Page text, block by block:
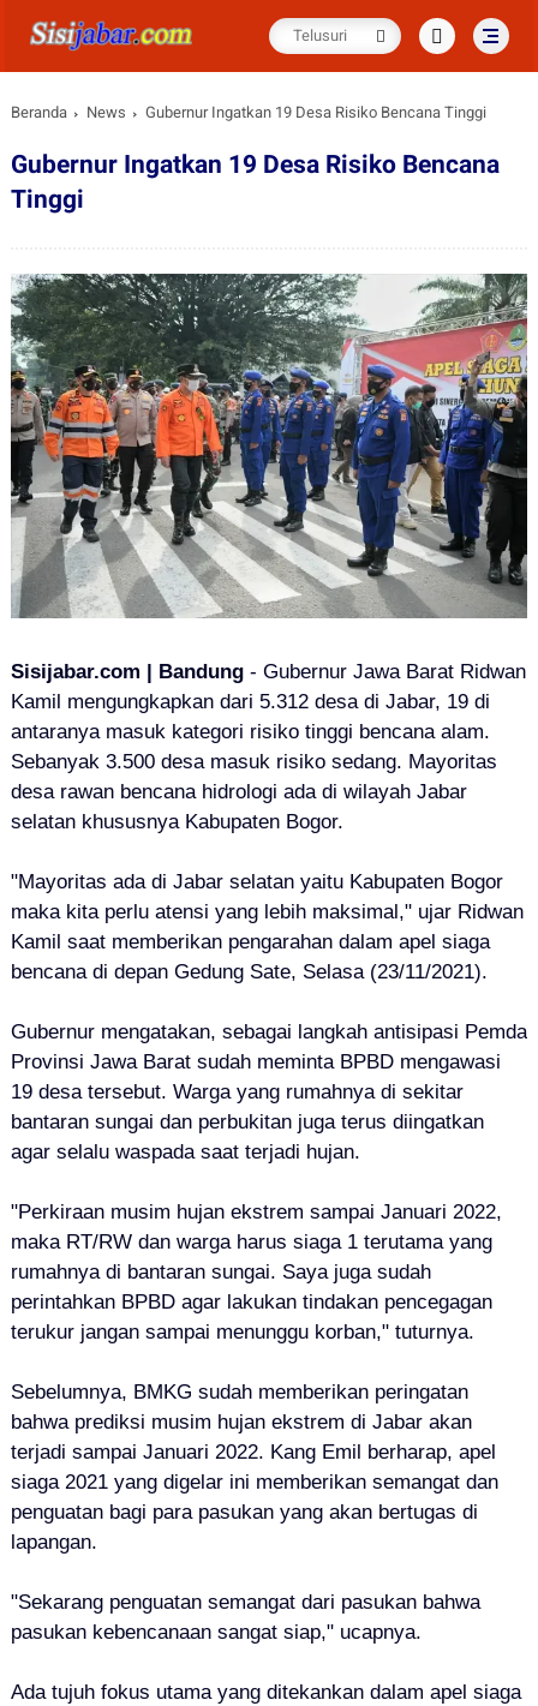
Beranda News Gubernur Ingatkan 19 Desa Risiko Bencana Tinggi
Gubernur Ingatkan 19 Desa Risiko Bencana
Tinggi
Sisijabar.com | Bandung- Gubernur Jawa Barat Ridwan
Kamil mengungkapkan dari 5.312 desa di Jabar, 19 di
antaranya masuk kategori risiko tinggi bencana alam.
Sebanyak 3.500 desa masuk risiko sedang. Mayoritas
desa rawan bencana hidrologi ada di wilayah Jabar
selatan khususnya Kabupaten Bogor.
"Mayoritas ada di Jabar selatan yaitu Kabupaten Bogor
maka kita perlu atensi yang lebih maksimal," ujar Ridwan
Kamil saat memberikan pengarahan dalam apel siaga
bencana di depan Gedung Sate, Selasa (23/11/2021).
Gubernur mengatakan, sebagai langkah antisipasi Pemda
Provinsi Jawa Barat sudah meminta BPBD mengawasi
19 desa tersebut. Warga yang rumahnya di sekitar
bantaran sungai dan perbukitan juga terus diingatkan
agar selalu waspada saat terjadi hujan.
"Perkiraan musim hujan ekstrem sampai Januari 2022,
maka RT/RW dan warga harus siaga 1 terutama yang
rumahnya di bantaran sungai. Saya juga sudah
perintahkan BPBD agar lakukan tindakan pencegagan
terukur jangan sampai menunggu korban," tuturnya.
Sebelumnya, BMKG sudah memberikan peringatan
bahwa prediksi musim hujan ekstrem di Jabar akan
terjadi sampai Januari 2022. Kang Emil berharap, apel
siaga 2021 yang digelar ini memberikan semangat dan
penguatan bagi para pasukan yang akan bertugas di
lapangan.
"Sekarang penguatan semangat dari pasukan bahwa
pasukan kebencanaan sangat siap," ucapnya.
Ada tujuh fokus utama yang ditekankan dalam apel siaga